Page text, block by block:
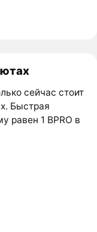
сейчас стоит
Быстрая
равен 1 BPRO в